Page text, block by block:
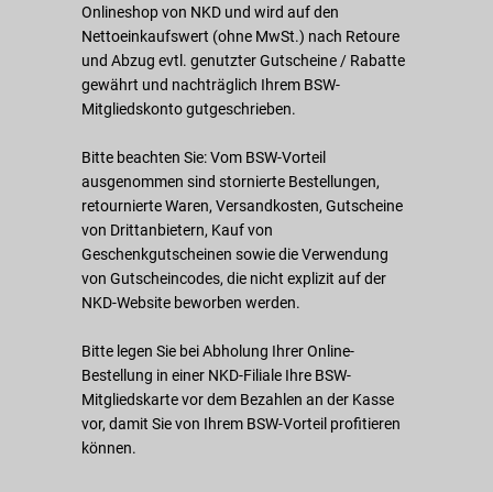
Onlineshop von NKD und wird auf den
Nettoeinkaufswert (ohne MwSt.) nach Retoure
und Abzug evtl. genutzter Gutscheine / Rabatte
gewährt und nachträglich Ihrem BSW-
Mitgliedskonto gutgeschrieben.
Bitte beachten Sie: Vom BSW-Vorteil
ausgenommen sind stornierte Bestellungen,
retournierte Waren, Versandkosten, Gutscheine
von Drittanbietern, Kauf von
Geschenkgutscheinen sowie die Verwendung
von Gutscheincodes, die nicht explizit auf der
NKD-Website beworben werden.
Bitte legen Sie bei Abholung Ihrer Online-
Bestellung in einer NKD-Filiale Ihre BSW-
Mitgliedskarte vor dem Bezahlen an der Kasse
vor, damit Sie von Ihrem BSW-Vorteil profitieren
können.